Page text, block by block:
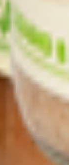
№
обл., г.